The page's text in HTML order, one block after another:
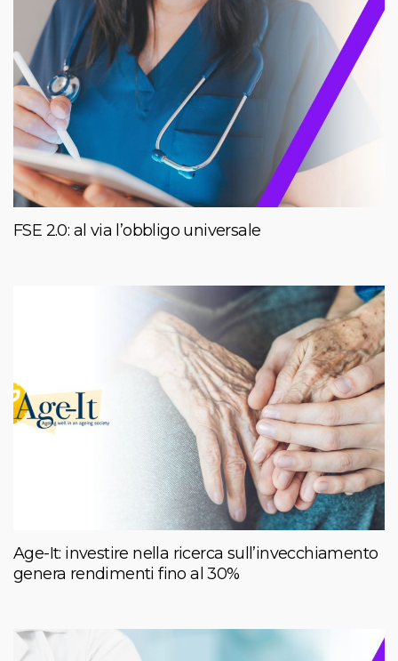
FSE 2.0: al via l’obbligo universale
Age-It: investire nella ricerca sull’invecchiamento
genera rendimenti fino al 30%